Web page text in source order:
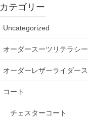
カテゴリー
Uncategorized
オーダースーツリテラシー
オーダーレザーライダース
コート
チェスターコート